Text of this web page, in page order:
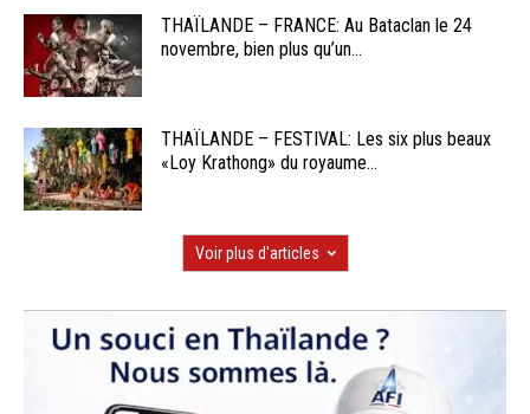
THAÏLANDE – FRANCE: Au Bataclan le 24
novembre, bien plus qu’un...
THAÏLANDE – FESTIVAL: Les six plus beaux
«Loy Krathong» du royaume...
Voir plus d'articles